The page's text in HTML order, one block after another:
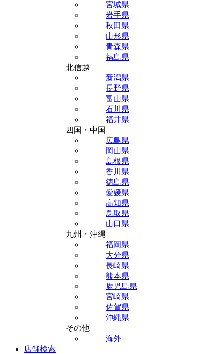
宮城県
岩手県
秋田県
山形県
青森県
福島県
北信越
新潟県
長野県
富山県
石川県
福井県
四国・中国
広島県
岡山県
島根県
香川県
徳島県
愛媛県
高知県
鳥取県
山口県
九州・沖縄
福岡県
大分県
長崎県
熊本県
鹿児島県
宮崎県
佐賀県
沖縄県
その他
海外
店舗検索